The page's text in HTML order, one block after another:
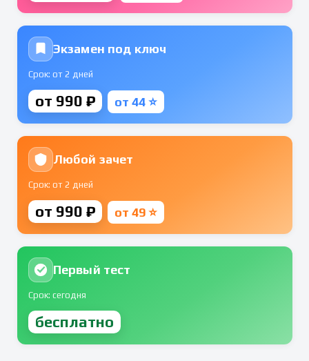
Экзамен под ключ
Срок: от 2 дней
от 990 ₽ от 44 ⭐
Любой зачет
Срок: от 2 дней
от 990 ₽ от 49 ⭐
Первый тест
Срок: сегодня
бесплатно